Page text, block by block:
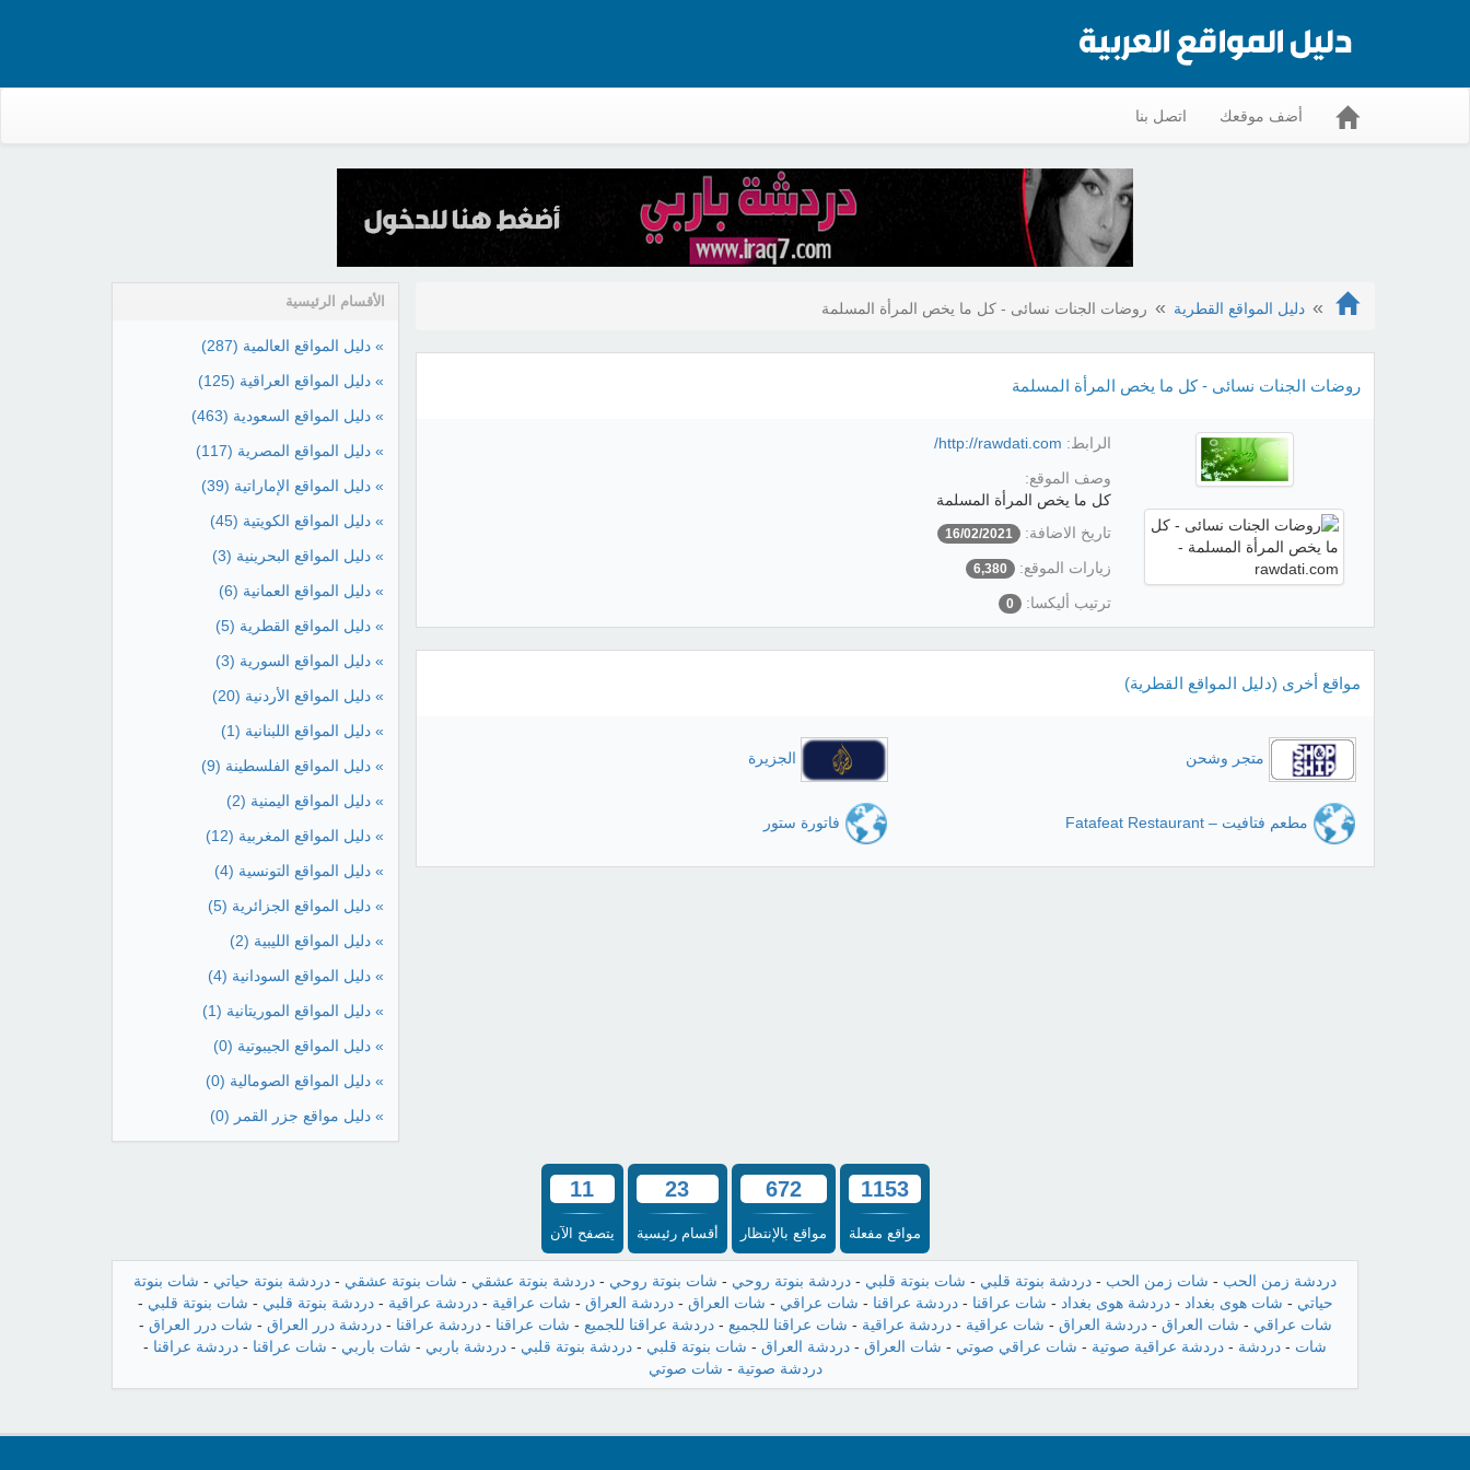
أضف موقعك اتصل بنا
دليل المواقع القطرية روضات الجنات نسائى - كل ما يخص المرأة المسلمة
روضات الجنات نسائى - كل ما يخص المرأة المسلمة
الرابط: http://rawdati.com/
وصف الموقع:
كل ما يخص المرأة المسلمة
تاريخ الاضافة:
16/02/2021
زيارات الموقع: 6,380
ترتيب أليكسا: 0
مواقع أخرى (دليل المواقع القطرية)
متجر وشحن الجزيرة
مطعم فتافيت – Fatafeat Restaurant فاتورة ستور
الأقسام الرئيسية
» دليل المواقع العالمية (287)
» دليل المواقع العراقية (125)
» دليل المواقع السعودية (463)
» دليل المواقع المصرية (117)
» دليل المواقع الإماراتية (39)
» دليل المواقع الكويتية (45)
» دليل المواقع البحرينية (3)
» دليل المواقع العمانية (6)
» دليل المواقع القطرية (5)
» دليل المواقع السورية (3)
» دليل المواقع الأردنية (20)
» دليل المواقع اللبنانية (1)
» دليل المواقع الفلسطينة (9)
» دليل المواقع اليمنية (2)
» دليل المواقع المغربية (12)
» دليل المواقع التونسية (4)
» دليل المواقع الجزائرية (5)
» دليل المواقع الليبية (2)
» دليل المواقع السودانية (4)
» دليل المواقع الموريتانية (1)
» دليل المواقع الجيبوتية (0)
» دليل المواقع الصومالية (0)
» دليل مواقع جزر القمر (0)
1153
مواقع مفعلة
672
مواقع بالإنتظار
23
أقسام رئيسية
11
يتصفح الآن
دردشة زمن الحب - شات زمن الحب - دردشة بنوتة قلبي - شات بنوتة قلبي - دردشة بنوتة روحي - شات بنوتة روحي - دردشة بنوتة عشقي - شات بنوتة عشقي - دردشة بنوتة حياتي - شات بنوتة
حياتي - شات هوى بغداد -دردشة هوى بغداد - شات عراقنا -دردشة عراقنا - شات عراقي - شات العراق -دردشة العراق - شات عراقية -دردشة عراقية -دردشة بنوتة قلبي - شات بنوتة قلبي -
شات عراقي - شات العراق -دردشة العراق - شات عراقية -دردشة عراقية - شات عراقنا للجميع -دردشة عراقنا للجميع - شات عراقنا -دردشة عراقنا -دردشة درر العراق - شات درر العراق -
شات - دردشة - دردشة عراقية صوتية - شات عراقي صوتي - شات العراق - دردشة العراق - شات بنوتة قلبي - دردشة بنوتة قلبي - دردشة باربي - شات باربي - شات عراقنا - دردشة عراقنا -
دردشة صوتية - شات صوتي